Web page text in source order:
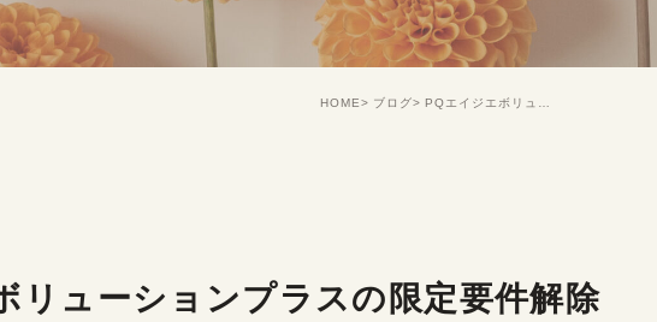
HOME ブログ PQエイジエボリューションプラスの限定要件解除について
リューションプラスの限定要件解除